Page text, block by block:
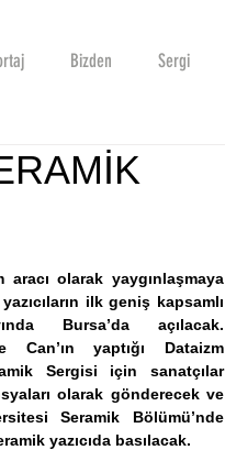
Bizden Sergi
aracı olarak yaygınlaşmaya
ilk geniş kapsamlı
Bursa’da açılacak.
Can’ın yaptığı Dataizm
Sergisi için sanatçılar
olarak gönderecek ve
Seramik Bölümü’nde
yazıcıda basılacak.